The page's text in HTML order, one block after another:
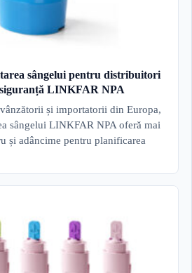
sângelui pentru distribuitori
LINKFAR NPA
și importatorii din Europa,
sângelui LINKFAR NPA oferă mai
și adâncime pentru planificarea